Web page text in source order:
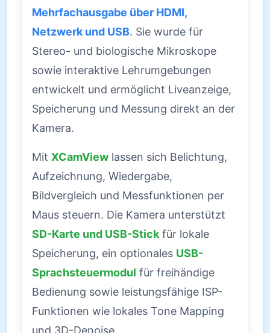
Mehrfachausgabe über HDMI,
Netzwerk und USB. Sie wurde für
Stereo- und biologische Mikroskope
sowie interaktive Lehrumgebungen
entwickelt und ermöglicht Liveanzeige,
Speicherung und Messung direkt an der
Kamera.
Mit XCamView lassen sich Belichtung,
Aufzeichnung, Wiedergabe,
Bildvergleich und Messfunktionen per
Maus steuern. Die Kamera unterstützt
SD-Karte und USB-Stick für lokale
Speicherung, ein optionales USB-
Sprachsteuermodul für freihändige
Bedienung sowie leistungsfähige ISP-
Funktionen wie lokales Tone Mapping
und 3D-Denoise.